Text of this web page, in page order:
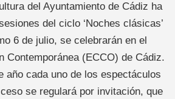
del Ayuntamiento de Cádiz ha
del ciclo ‘Noches clásicas’
6 de julio, se celebrarán en el
Contemporánea (ECCO) de Cádiz.
año cada uno de los espectáculos
se regulará por invitación, que